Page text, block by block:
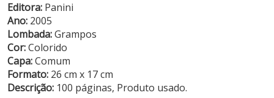
Editora: Panini
Ano: 2005
Lombada:Grampos
Cor:Colorido
Capa:Comum
Formato: 26 cm x 17 cm
Descrição: 100 páginas, Produto usado.